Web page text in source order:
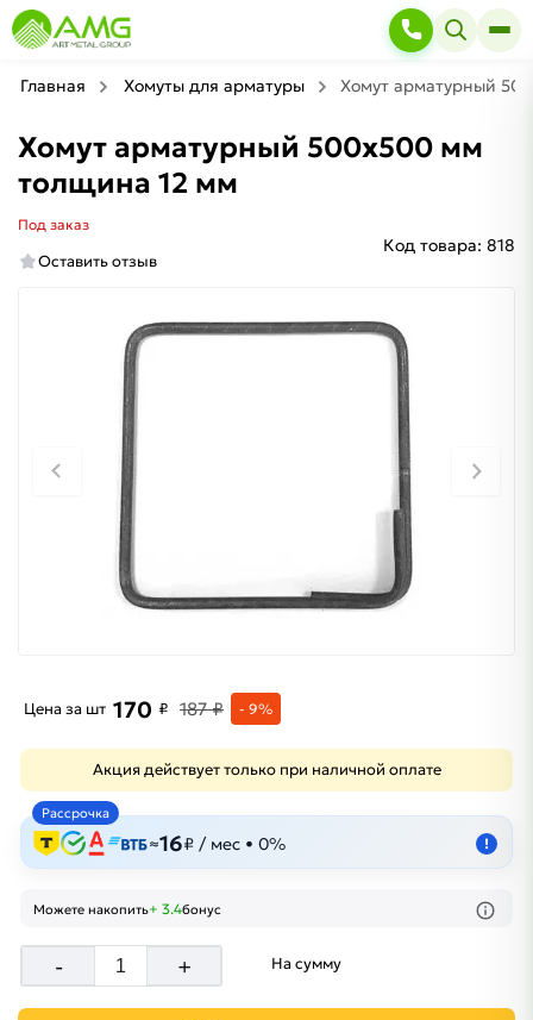
Главная Хомуты для арматуры Хомут арматурный
Хомут арматурный 500х500 мм
толщина 12 мм
Под заказ
Оставить отзыв
Код товара: 818
Цена за шт 170 ₽ 187 ₽ - 9%
Акция действует только при наличной оплате
Рассрочка
≈16₽ / мес • 0% !
Можете накопить+ 3.4бонус
- + На сумму